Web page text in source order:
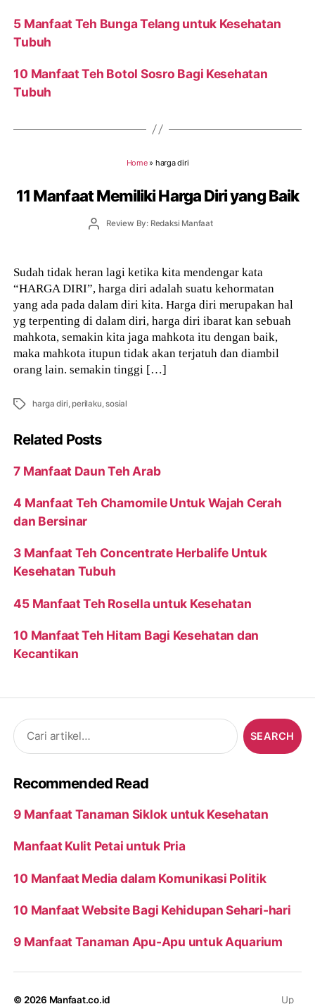
5 Manfaat Teh Bunga Telang untuk Kesehatan
Tubuh
10 Manfaat Teh Botol Sosro Bagi Kesehatan
Tubuh
Home» harga diri
11 Manfaat Memiliki Harga Diri yang Baik
PostReview By: Redaksi Manfaat
Sudah tidak heran lagi ketika kita mendengar kata
“HARGA DIRI”, harga diri adalah suatu kehormatan
yang ada pada dalam diri kita. Harga diri merupakan hal
yg terpenting di dalam diri, harga diri ibarat kan sebuah
mahkota, semakin kita jaga mahkota itu dengan baik,
maka mahkota itupun tidak akan terjatuh dan diambil
orang lain. semakin tinggi […]
Tags harga diri,perilaku,sosial
Related Posts
7 Manfaat Daun Teh Arab
4 Manfaat Teh Chamomile Untuk Wajah Cerah
dan Bersinar
3 Manfaat Teh Concentrate Herbalife Untuk
Kesehatan Tubuh
45 Manfaat Teh Rosella untuk Kesehatan
10 Manfaat Teh Hitam Bagi Kesehatan dan
Kecantikan
Search
for:
Recommended Read
9 Manfaat Tanaman Siklok untuk Kesehatan
Manfaat Kulit Petai untuk Pria
10 Manfaat Media dalam Komunikasi Politik
10 Manfaat Website Bagi Kehidupan Sehari-hari
9 Manfaat Tanaman Apu-Apu untuk Aquarium
© 2026 Manfaat.co.id Up